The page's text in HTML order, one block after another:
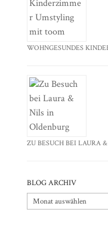
WOHNGESUNDES
ZU BESUCH BEI LAURA
BLOG ARCHIV
Blog
Archiv